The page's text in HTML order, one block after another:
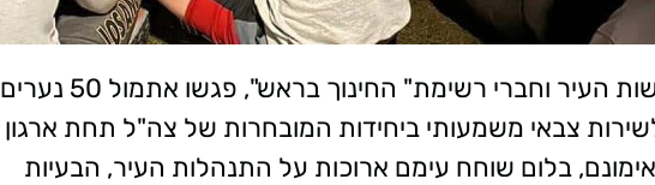
זהר בלום, המועמד לראשות העיר וחברי רשימת" החינוך בראש", פגשו אתמול 50 נערים
צבאי משמעותי ביחידות המובחרות של צה"ל תחת ארגון
בלום שוחח עימם ארוכות על התנהלות העיר, הבעיות